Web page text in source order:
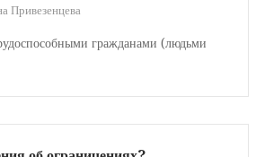
Привезенцева
гражданами (людьми